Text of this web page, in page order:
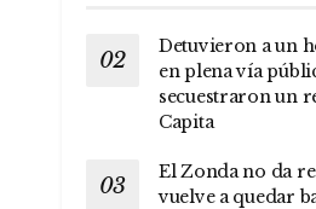
Detuvieron a un
en plena vía
secuestraron un
Capita
El Zonda no da
vuelve a quedar